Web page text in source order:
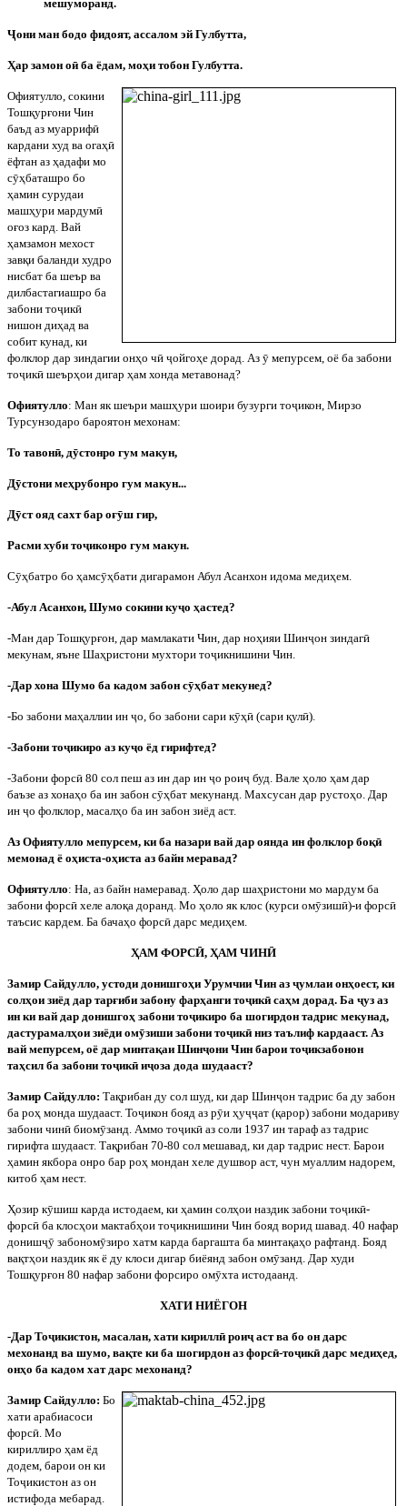
мешуморанд.
Ҷони ман бодо фидоят, ассалом эй Гулбутта,
Ҳар замон оӣ ба ёдам, моҳи тобон Гулбутта.
Офиятулло, сокини
Тошқурғони Чин
баъд аз муаррифӣ
кардани худ ва огаҳӣ
ёфтан аз ҳадафи мо
сӯҳбаташро бо
ҳамин сурудаи
машҳури мардумӣ
оғоз кард. Вай
ҳамзамон мехост
завқи баланди худро
нисбат ба шеър ва
дилбастагиашро ба
забони тоҷикӣ
нишон диҳад ва
собит кунад, ки
фолклор дар зиндагии онҳо чӣ ҷойгоҳе дорад. Аз ӯ мепурсем, оё ба забони
тоҷикӣ шеърҳои дигар ҳам хонда метавонад?
Офиятулло: Ман як шеъри машҳури шоири бузурги тоҷикон, Мирзо
Турсунзодаро бароятон мехонам:
То тавонӣ, дӯстонро гум макун,
Дӯстони меҳрубонро гум макун...
Дӯст ояд сахт бар оғӯш гир,
Расми хуби тоҷиконро гум макун.
Сӯҳбатро бо ҳамсӯҳбати дигарамон Абул Асанхон идома медиҳем.
-Абул Асанхон, Шумо сокини куҷо ҳастед?
-Ман дар Тошқурғон, дар мамлакати Чин, дар ноҳияи Шинҷон зиндагӣ
мекунам, яъне Шаҳристони мухтори тоҷикнишини Чин.
-Дар хона Шумо ба кадом забон сӯҳбат мекунед?
-Бо забони маҳаллии ин ҷо, бо забони сари кӯҳӣ (сари қулӣ).
-Забони тоҷикиро аз куҷо ёд гирифтед?
-Забони форсӣ 80 сол пеш аз ин дар ин ҷо роиҷ буд. Вале ҳоло ҳам дар
баъзе аз хонаҳо ба ин забон сӯҳбат мекунанд. Махсусан дар рустоҳо. Дар
ин ҷо фолклор, масалҳо ба ин забон зиёд аст.
Аз Офиятулло мепурсем, ки ба назари вай дар оянда ин фолклор боқӣ
мемонад ё оҳиста-оҳиста аз байн меравад?
Офиятулло: На, аз байн намеравад. Ҳоло дар шаҳристони мо мардум ба
забони форсӣ хеле алоқа доранд. Мо ҳоло як клос (курси омӯзишӣ)-и форсӣ
таъсис кардем. Ба бачаҳо форсӣ дарс медиҳем.
ҲАМ ФОРСӢ, ҲАМ ЧИНӢ
Замир Сайдулло, устоди донишгоҳи Урумчии Чин аз ҷумлаи онҳоест, ки
солҳои зиёд дар тарғиби забону фарҳанги тоҷикӣ саҳм дорад. Ба ҷуз аз
ин ки вай дар донишгоҳ забони тоҷикиро ба шогирдон тадрис мекунад,
дастурамалҳои зиёди омӯзиши забони тоҷикӣ низ таълиф кардааст. Аз
вай мепурсем, оё дар минтақаи Шинҷони Чин барои тоҷикзабонон
таҳсил ба забони тоҷикӣ иҷоза дода шудааст?
Замир Сайдулло: Тақрибан ду сол шуд, ки дар Шинҷон тадрис ба ду забон
ба роҳ монда шудааст. Тоҷикон бояд аз рӯи ҳуҷҷат (қарор) забони модариву
забони чинӣ биомӯзанд. Аммо тоҷикӣ аз соли 1937 ин тараф аз тадрис
гирифта шудааст. Тақрибан 70-80 сол мешавад, ки дар тадрис нест. Барои
ҳамин якбора онро бар роҳ мондан хеле душвор аст, чун муаллим надорем,
китоб ҳам нест.
Ҳозир кӯшиш карда истодаем, ки ҳамин солҳои наздик забони тоҷикӣ-
форсӣ ба клосҳои мактабҳои тоҷикнишини Чин бояд ворид шавад. 40 нафар
донишҷӯ забономӯзиро хатм карда баргашта ба минтақаҳо рафтанд. Бояд
вақтҳои наздик як ё ду клоси дигар биёянд забон омӯзанд. Дар худи
Тошқурғон 80 нафар забони форсиро омӯхта истодаанд.
ХАТИ НИЁГОН
-Дар Тоҷикистон, масалан, хати кириллӣ роиҷ аст ва бо он дарс
мехонанд ва шумо, вақте ки ба шогирдон аз форсӣ-тоҷикӣ дарс медиҳед,
онҳо ба кадом хат дарс мехонанд?
Замир Сайдулло: Бо
хати арабиасоси
форсӣ . Мо
кириллиро ҳам ёд
додем, барои он ки
Тоҷикистон аз он
истифода мебарад.